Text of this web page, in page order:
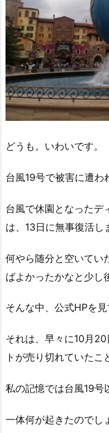
どうも。いわいです。
台風19号で被害に遭わ
台風で休園となったデ
は、13日に無事復活し
何やら随分と空いてい
ばよかったかなと少し
そんな中、公式HPを
それは、早々に10月
トが売り切れていたこ
私の記憶では台風19号
一体何が起きたのでし